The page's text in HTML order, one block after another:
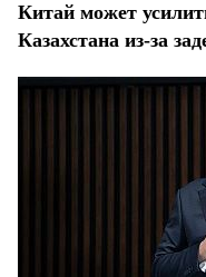
Китай может
Казахстана из-за